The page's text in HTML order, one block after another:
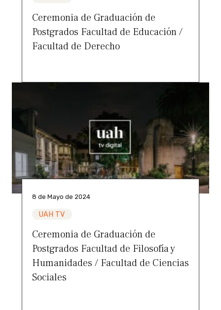
Ceremonia de Graduación de
Postgrados Facultad de Educación /
Facultad de Derecho
8 de Mayo de 2024
UAH TV
Ceremonia de Graduación de
Postgrados Facultad de Filosofía y
Humanidades / Facultad de Ciencias
Sociales